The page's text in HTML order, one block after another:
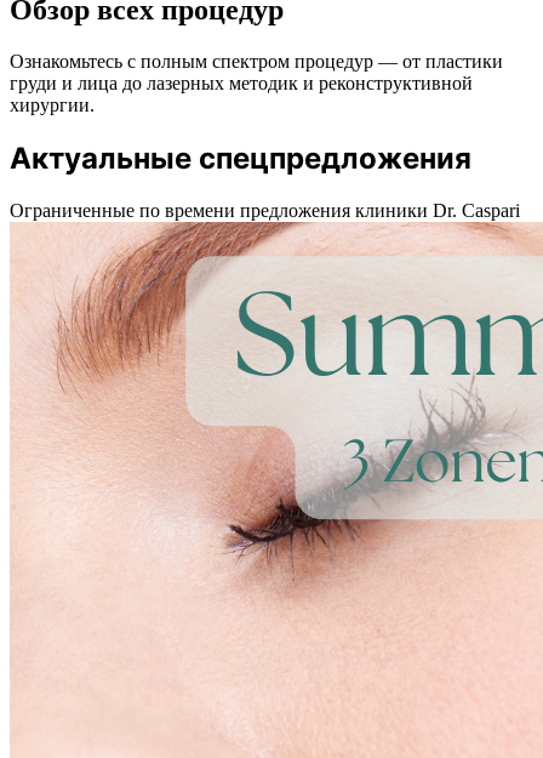
Обзор всех процедур
Ознакомьтесь с полным спектром процедур — от пластики
груди и лица до лазерных методик и реконструктивной
хирургии.
Актуальные спецпредложения
Ограниченные по времени предложения клиники Dr. Caspari